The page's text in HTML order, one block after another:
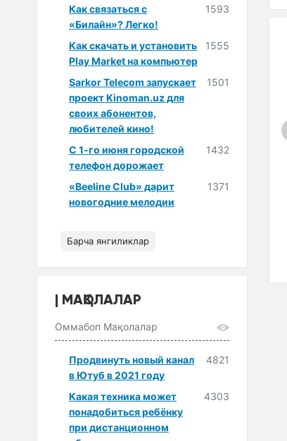
Моноблок HP
ProOne 440 G4
Сўров бўйича
Моноблок HP
ProOne 440 G4
Как связаться с
«Билайн»? Легко!
1593
Как скачать и установить
Play Market на компьютер
1555
Sarkor Telecom запускает
проект Kinoman.uz для
своих абонентов,
любителей кино!
1501
С 1-го июня городской
телефон дорожает
1432
«Beeline Club» дарит
новогодние мелодии
1371
Барча янгиликлар
МАҚОЛАЛАР
Оммабоп Мақолалар
Продвинуть новый канал
в Ютуб в 2021 году
4821
Какая техника может
понадобиться ребёнку
при дистанционном
4303